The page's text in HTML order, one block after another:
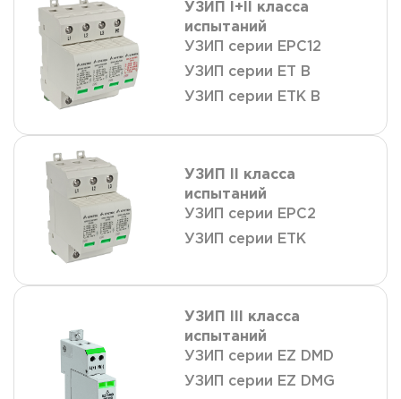
УЗИП I+II класса
испытаний
УЗИП серии ЕРС12
УЗИП серии ET B
УЗИП серии ETK B
УЗИП II класса
испытаний
УЗИП серии ЕРС2
УЗИП серии ETK
УЗИП III класса
испытаний
УЗИП серии EZ DMD
УЗИП серии EZ DMG